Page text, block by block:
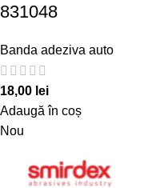
831048
Banda adeziva auto
18,00 lei
Adaugă în coș
Nou